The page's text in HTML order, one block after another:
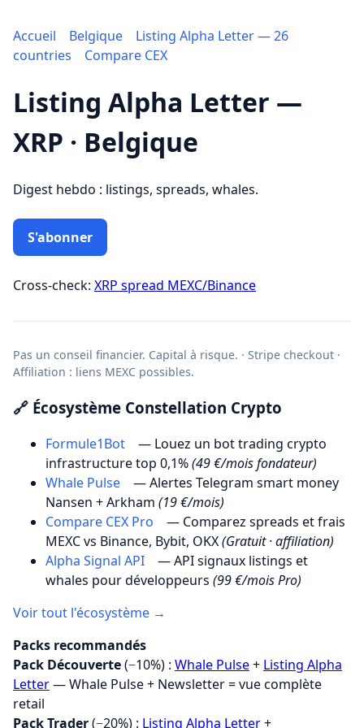
Accueil Belgique
Listing Alpha Letter — 26
countries
Compare CEX
Listing Alpha Letter —
XRP · Belgique
Digest hebdo : listings, spreads, whales.
S'abonner
Cross-check: XRP spread MEXC/Binance
Pas un conseil financier. Capital à risque. · Stripe checkout ·
Affiliation : liens MEXC possibles.
🔗 Écosystème Constellation Crypto
Formule1Bot
— Louez un bot trading crypto
infrastructure top 0,1%(49 €/mois fondateur)
Whale Pulse
— Alertes Telegram smart money
Nansen + Arkham (19 €/mois)
Compare CEX Pro
— Comparez spreads et frais
MEXC vs Binance, Bybit, OKX(Gratuit · affiliation)
Alpha Signal API
— API signaux listings et
whales pour développeurs (99 €/mois Pro)
Voir tout l'écosystème →
Packs recommandés
Pack Découverte(−10%) : Whale Pulse+ Listing Alpha
Letter— Whale Pulse + Newsletter = vue complète
retail
Pack Trader(−20%) : Listing Alpha Letter+